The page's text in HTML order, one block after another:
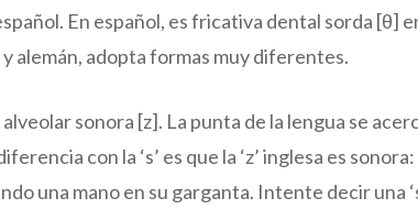
En español, es fricativa dental sorda [θ]
y alemán, adopta formas muy diferentes.
alveolar sonora [z]. La punta de la lengua se
con la ‘s’ es que la ‘z’ inglesa es sonora:
una mano en su garganta. Intente decir una